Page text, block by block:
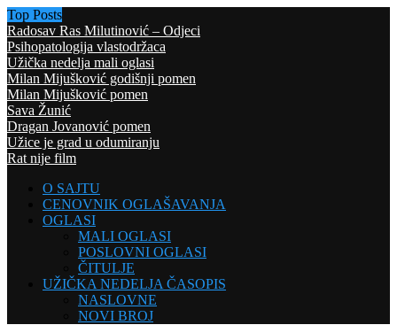
Top Posts
Radosav Ras Milutinović – Odjeci
Psihopatologija vlastodržaca
Užička nedelja mali oglasi
Milan Mijušković godišnji pomen
Milan Mijušković pomen
Sava Žunić
Dragan Jovanović pomen
Užice je grad u odumiranju
Rat nije film
O SAJTU
CENOVNIK OGLAŠAVANJA
OGLASI
MALI OGLASI
POSLOVNI OGLASI
ČITULJE
UŽIČKA NEDELJA ČASOPIS
NASLOVNE
NOVI BROJ